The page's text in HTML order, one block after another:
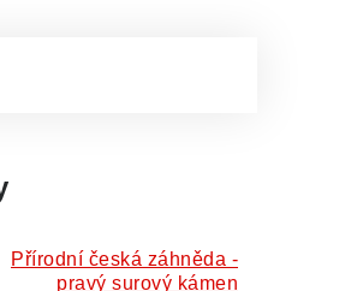
Přírodní česká záhněda -
pravý surový kámen